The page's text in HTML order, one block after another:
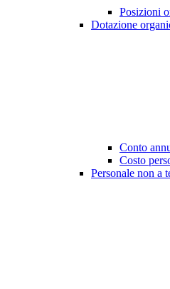
Posizioni
Dotazione
Conto
Costo
Personale non a